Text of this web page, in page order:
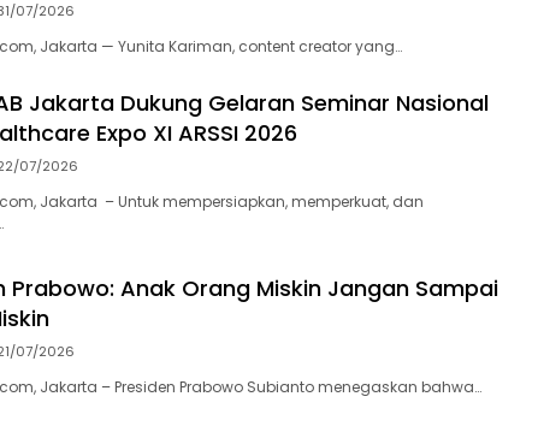
07/2026
Jakarta — Yunita Kariman, content creator yang…
Jakarta Dukung Gelaran Seminar Nasional
Expo XI ARSSI 2026
07/2026
Jakarta – Untuk mempersiapkan, memperkuat, dan
Prabowo: Anak Orang Miskin Jangan Sampai
07/2026
Jakarta – Presiden Prabowo Subianto menegaskan bahwa…